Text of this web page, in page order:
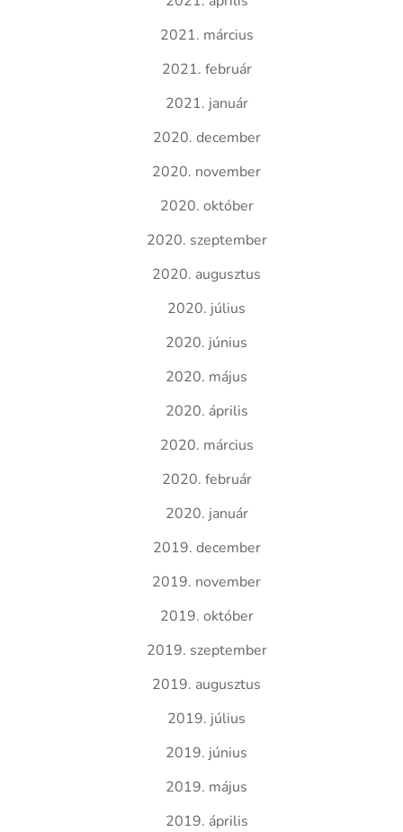
2021. március
2021. február
2021. január
2020. december
2020. november
2020. október
2020. szeptember
2020. augusztus
2020. július
2020. június
2020. május
2020. április
2020. március
2020. február
2020. január
2019. december
2019. november
2019. október
2019. szeptember
2019. augusztus
2019. július
2019. június
2019. május
2019. április